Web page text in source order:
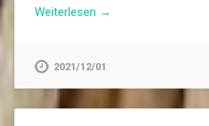
Weiterlesen →
2021/12/01